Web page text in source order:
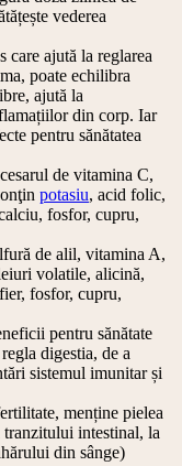
vederea
care ajută la reglarea
poate echilibra
ajută la
din corp. Iar
pentru sănătatea
de vitamina C,
potasiu, acid folic,
fosfor, cupru,
de alil, vitamina A,
volatile, alicină,
fosfor, cupru,
pentru sănătate
digestia, de a
sistemul imunitar și
menține pielea
tranzitului intestinal, la
din sânge)